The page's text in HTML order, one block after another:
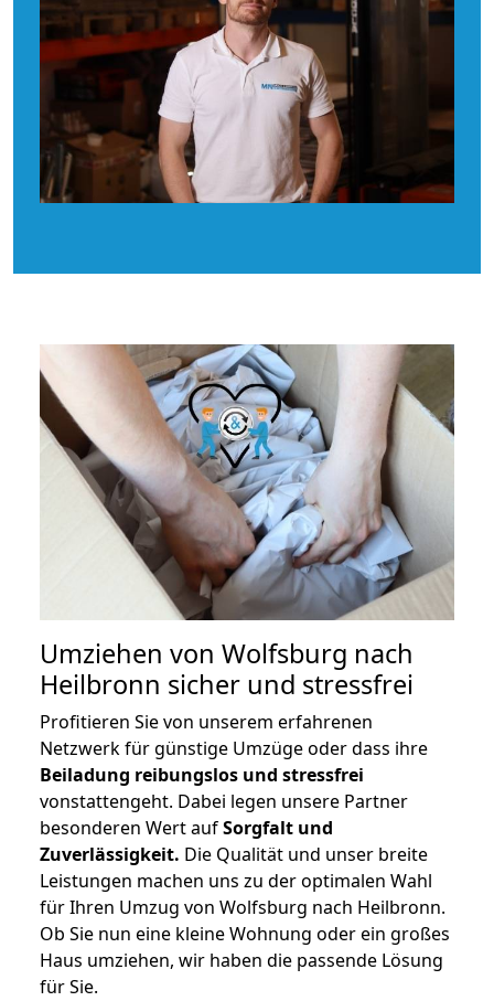
Umziehen von Wolfsburg nach
Heilbronn sicher und stressfrei
Profitieren Sie von unserem erfahrenen
Netzwerk für günstige Umzüge oder dass ihre
Beiladung reibungslos und stressfrei
vonstattengeht. Dabei legen unsere Partner
besonderen Wert aufSorgfalt und
Zuverlässigkeit. Die Qualität und unser breite
Leistungen machen uns zu der optimalen Wahl
für Ihren Umzug von Wolfsburg nach Heilbronn.
Ob Sie nun eine kleine Wohnung oder ein großes
Haus umziehen, wir haben die passende Lösung
für Sie.